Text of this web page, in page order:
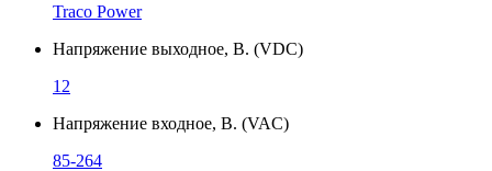
Traco Power
Напряжение выходное, В. (VDC)
12
Напряжение входное, В. (VAC)
85-264